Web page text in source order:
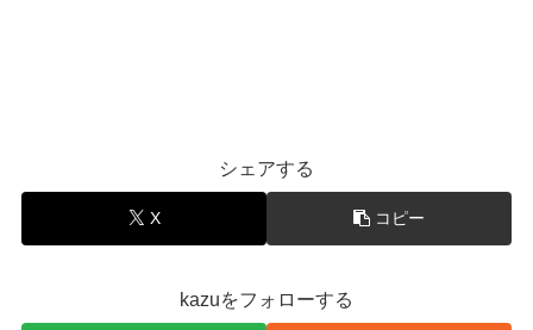
シェアする
X コピー
kazuをフォローする